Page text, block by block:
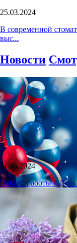
25.03.2024
В современной
выс...
Новости
11.06.2024
График работы в